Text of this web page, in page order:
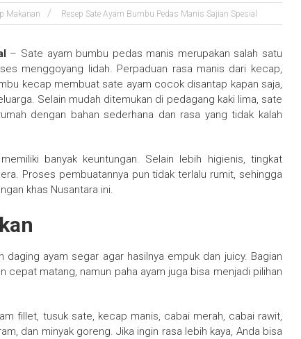
Makanan Resep Sate Ayam Bumbu Pedas Manis Sajian Spesial
– Sate ayam bumbu pedas manis merupakan salah satu
menggoyang lidah. Perpaduan rasa manis dari kecap,
kecap membuat sate ayam cocok disantap kapan saja,
Selain mudah ditemukan di pedagang kaki lima, sate
dengan bahan sederhana dan rasa yang tidak kalah
banyak keuntungan. Selain lebih higienis, tingkat
Proses pembuatannya pun tidak terlalu rumit, sehingga
khas Nusantara ini.
ayam segar agar hasilnya empuk dan juicy. Bagian
matang, namun paha ayam juga bisa menjadi pilihan
fillet, tusuk sate, kecap manis, cabai merah, cabai rawit,
dan minyak goreng. Jika ingin rasa lebih kaya, Anda bisa